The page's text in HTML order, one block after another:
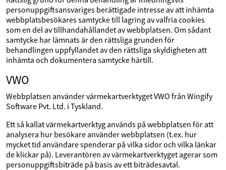
personuppgiftsansvariges berättigade intresse av att inhämta
webbplatsbesökares samtycke till lagring av valfria cookies
som en del av tillhandahållandet av webbplatsen. Om sådant
samtycke har lämnats är den rättsliga grunden för
behandlingen uppfyllandet av den rättsliga skyldigheten att
inhämta och dokumentera samtycke härtill.
VWO
Webbplatsen använder värmekartverktyget VWO från Wingify
Software Pvt. Ltd. i Tyskland.
Ett så kallat värmekartverktyg används på webbplatsen för att
analysera hur besökare använder webbplatsen (t.ex. hur
mycket tid användare spenderar på vilka sidor och vilka länkar
de klickar på). Leverantören av värmekartverktyget agerar som
personuppgiftsbiträde på basis av ett biträdesavtal.